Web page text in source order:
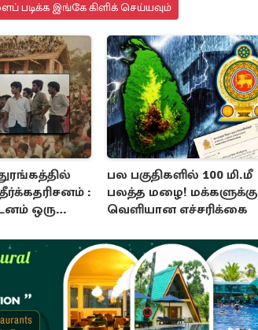
படிக்க இங்கே கிளிக் செய்யவும்
:
ஒரு
பல பகுதிகளில் 100 மி.மீ
பலத்த மழை! மக்களுக்கு
வெளியான எச்சரிக்கை